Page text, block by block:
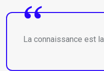
La connaissance est